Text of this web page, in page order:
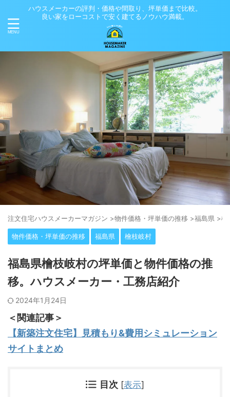
ハウスメーカーの評判・価格や間取り、坪単価まで比較。
良い家をローコストで安く建てるノウハウ満載。
注⽂住宅ハウスメーカーマガジン >物件価格・坪単価の推移 >福島県 >檜
物件価格・坪単価の推移 福島県 檜枝岐村
福島県檜枝岐村の坪単価と物件価格の推
移。ハウスメーカー・工務店紹介
2024年1月24日
＜関連記事＞
【新築注文住宅】見積もり&費用シミュレーション
サイトまとめ
目次 [表示]